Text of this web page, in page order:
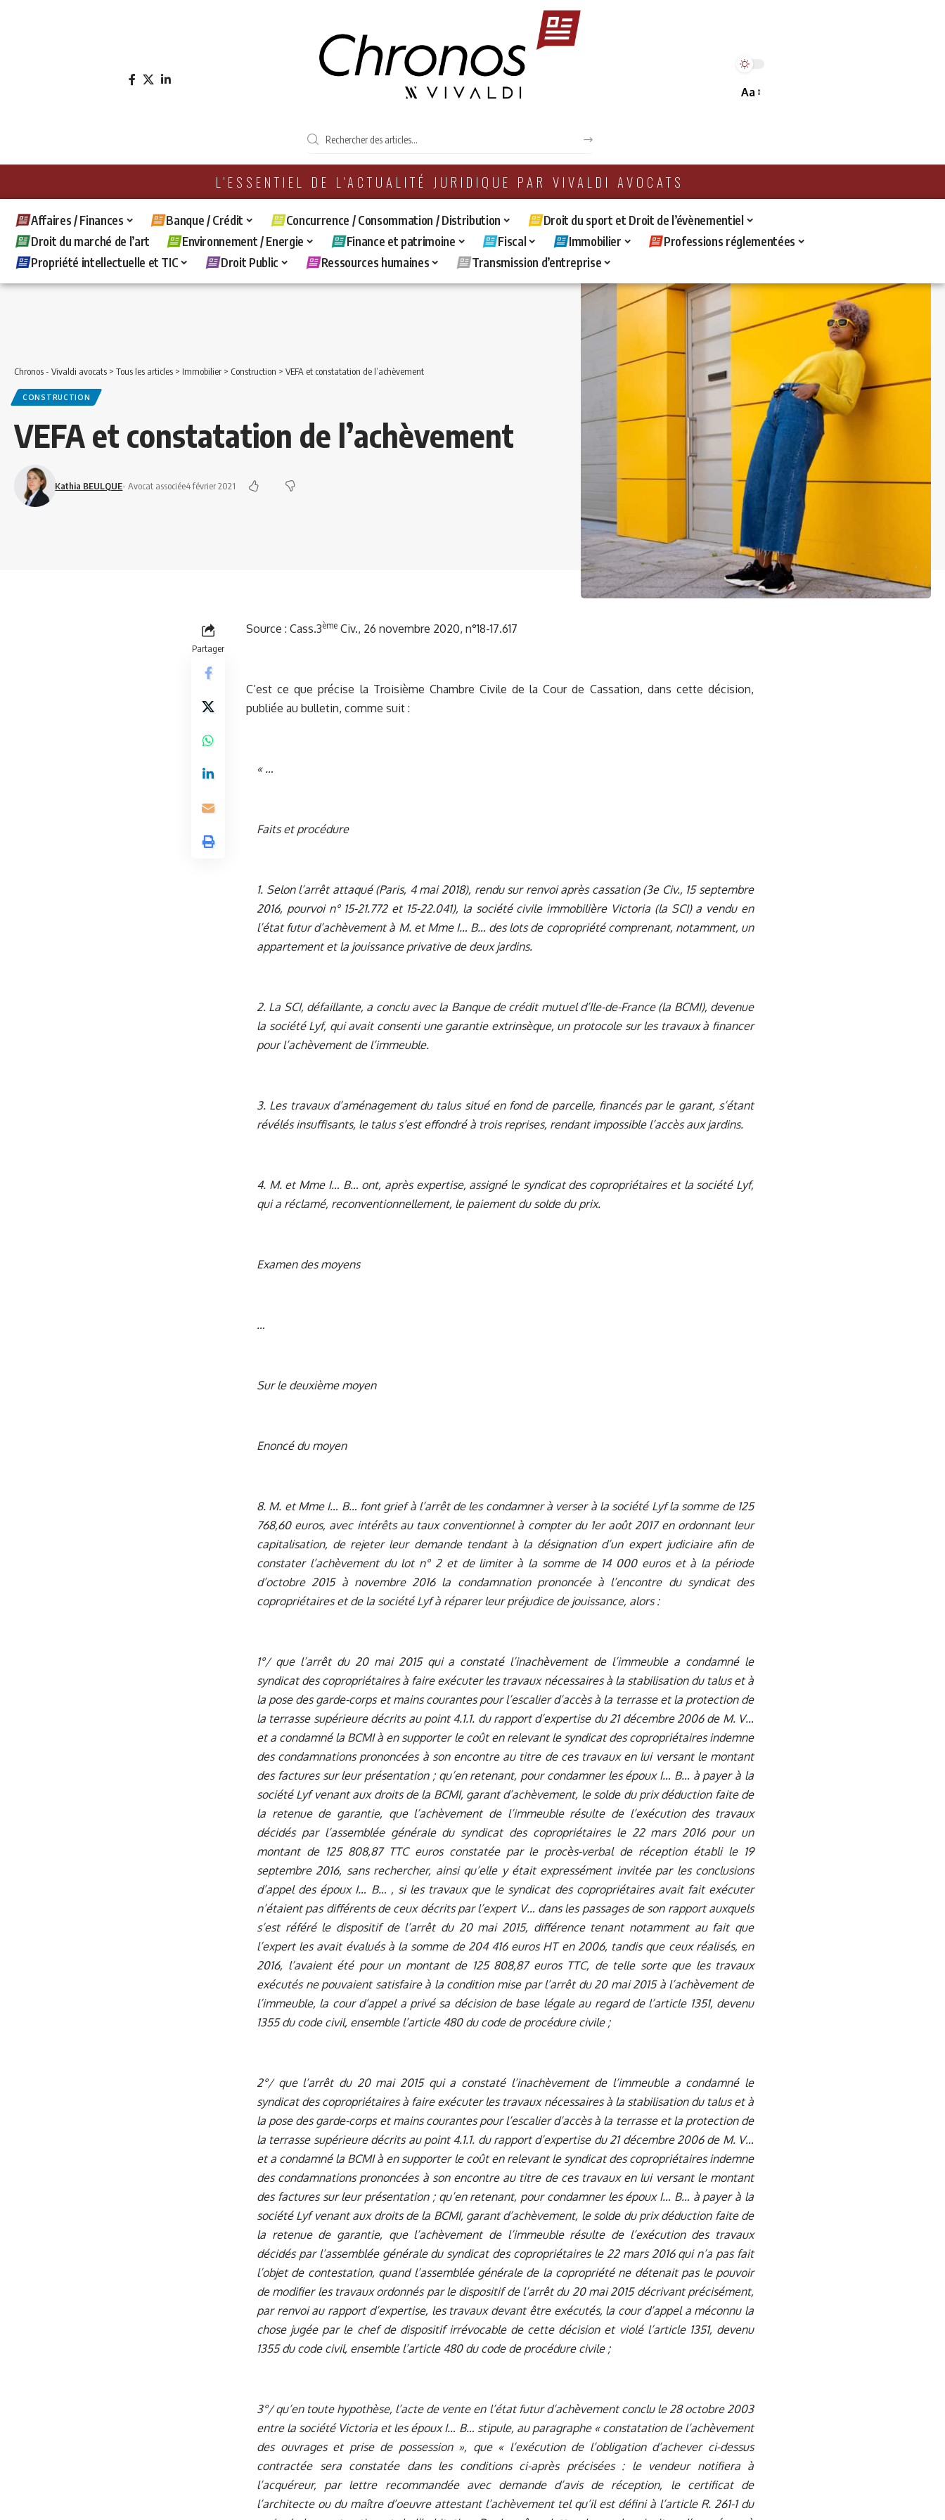
Aa
L'ESSENTIEL DE L'ACTUALITÉ JURIDIQUE PAR VIVALDI AVOCATS
Affaires / Finances Banque / Crédit Concurrence / Consommation / Distribution
Droit du sport et Droit de l’évènementiel
Droit du marché de l’art
Environnement / Energie Finance et patrimoine Fiscal Immobilier
Professions réglementées
Propriété intellectuelle et TIC
Droit Public Ressources humaines Transmission d’entreprise
Chronos - Vivaldi avocats > Tous les articles > Immobilier > Construction > VEFA et constatation de l’achèvement
CONSTRUCTION
VEFA et constatation de l’achèvement
Kathia BEULQUE- Avocat associée4 février 2021
Partager
Source : Cass.3ème Civ., 26 novembre 2020, n°18-17.617
C’est ce que précise la Troisième Chambre Civile de la Cour de Cassation, dans cette décision,
publiée au bulletin, comme suit :
« …
Faits et procédure
1. Selon l’arrêt attaqué (Paris, 4 mai 2018), rendu sur renvoi après cassation (3e Civ., 15 septembre
2016, pourvoi n° 15-21.772 et 15-22.041), la société civile immobilière Victoria (la SCI) a vendu en
l’état futur d’achèvement à M. et Mme I… B… des lots de copropriété comprenant, notamment, un
appartement et la jouissance privative de deux jardins.
2. La SCI, défaillante, a conclu avec la Banque de crédit mutuel d’Ile-de-France (la BCMI), devenue
la société Lyf, qui avait consenti une garantie extrinsèque, un protocole sur les travaux à financer
pour l’achèvement de l’immeuble.
3. Les travaux d’aménagement du talus situé en fond de parcelle, financés par le garant, s’étant
révélés insuffisants, le talus s’est effondré à trois reprises, rendant impossible l’accès aux jardins.
4. M. et Mme I… B… ont, après expertise, assigné le syndicat des copropriétaires et la société Lyf,
qui a réclamé, reconventionnellement, le paiement du solde du prix.
Examen des moyens
…
Sur le deuxième moyen
Enoncé du moyen
8. M. et Mme I… B… font grief à l’arrêt de les condamner à verser à la société Lyf la somme de 125
768,60 euros, avec intérêts au taux conventionnel à compter du 1er août 2017 en ordonnant leur
capitalisation, de rejeter leur demande tendant à la désignation d’un expert judiciaire afin de
constater l’achèvement du lot n° 2 et de limiter à la somme de 14 000 euros et à la période
d’octobre 2015 à novembre 2016 la condamnation prononcée à l’encontre du syndicat des
copropriétaires et de la société Lyf à réparer leur préjudice de jouissance, alors :
1°/ que l’arrêt du 20 mai 2015 qui a constaté l’inachèvement de l’immeuble a condamné le
syndicat des copropriétaires à faire exécuter les travaux nécessaires à la stabilisation du talus et à
la pose des garde-corps et mains courantes pour l’escalier d’accès à la terrasse et la protection de
la terrasse supérieure décrits au point 4.1.1. du rapport d’expertise du 21 décembre 2006 de M. V…
et a condamné la BCMI à en supporter le coût en relevant le syndicat des copropriétaires indemne
des condamnations prononcées à son encontre au titre de ces travaux en lui versant le montant
des factures sur leur présentation ; qu’en retenant, pour condamner les époux I… B… à payer à la
société Lyf venant aux droits de la BCMI, garant d’achèvement, le solde du prix déduction faite de
la retenue de garantie, que l’achèvement de l’immeuble résulte de l’exécution des travaux
décidés par l’assemblée générale du syndicat des copropriétaires le 22 mars 2016 pour un
montant de 125 808,87 TTC euros constatée par le procès-verbal de réception établi le 19
septembre 2016, sans rechercher, ainsi qu’elle y était expressément invitée par les conclusions
d’appel des époux I… B… , si les travaux que le syndicat des copropriétaires avait fait exécuter
n’étaient pas différents de ceux décrits par l’expert V… dans les passages de son rapport auxquels
s’est référé le dispositif de l’arrêt du 20 mai 2015, différence tenant notamment au fait que
l’expert les avait évalués à la somme de 204 416 euros HT en 2006, tandis que ceux réalisés, en
2016, l’avaient été pour un montant de 125 808,87 euros TTC, de telle sorte que les travaux
exécutés ne pouvaient satisfaire à la condition mise par l’arrêt du 20 mai 2015 à l’achèvement de
l’immeuble, la cour d’appel a privé sa décision de base légale au regard de l’article 1351, devenu
1355 du code civil, ensemble l’article 480 du code de procédure civile ;
2°/ que l’arrêt du 20 mai 2015 qui a constaté l’inachèvement de l’immeuble a condamné le
syndicat des copropriétaires à faire exécuter les travaux nécessaires à la stabilisation du talus et à
la pose des garde-corps et mains courantes pour l’escalier d’accès à la terrasse et la protection de
la terrasse supérieure décrits au point 4.1.1. du rapport d’expertise du 21 décembre 2006 de M. V…
et a condamné la BCMI à en supporter le coût en relevant le syndicat des copropriétaires indemne
des condamnations prononcées à son encontre au titre de ces travaux en lui versant le montant
des factures sur leur présentation ; qu’en retenant, pour condamner les époux I… B… à payer à la
société Lyf venant aux droits de la BCMI, garant d’achèvement, le solde du prix déduction faite de
la retenue de garantie, que l’achèvement de l’immeuble résulte de l’exécution des travaux
décidés par l’assemblée générale du syndicat des copropriétaires le 22 mars 2016 qui n’a pas fait
l’objet de contestation, quand l’assemblée générale de la copropriété ne détenait pas le pouvoir
de modifier les travaux ordonnés par le dispositif de l’arrêt du 20 mai 2015 décrivant précisément,
par renvoi au rapport d’expertise, les travaux devant être exécutés, la cour d’appel a méconnu la
chose jugée par le chef de dispositif irrévocable de cette décision et violé l’article 1351, devenu
1355 du code civil, ensemble l’article 480 du code de procédure civile ;
3°/ qu’en toute hypothèse, l’acte de vente en l’état futur d’achèvement conclu le 28 octobre 2003
entre la société Victoria et les époux I… B… stipule, au paragraphe « constatation de l’achèvement
des ouvrages et prise de possession », que « l’exécution de l’obligation d’achever ci-dessus
contractée sera constatée dans les conditions ci-après précisées : le vendeur notifiera à
l’acquéreur, par lettre recommandée avec demande d’avis de réception, le certificat de
l’architecte ou du maître d’oeuvre attestant l’achèvement tel qu’il est défini à l’article R. 261-1 du